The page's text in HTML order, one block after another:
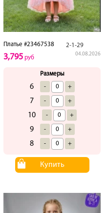
Платье #23467538 2-1-29
04.08.2026
3,795 руб
Размеры
6 - +
7 - +
10 - +
9 - +
8 - +
Купить